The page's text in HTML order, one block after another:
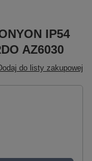
IP54
AZ6030
do listy zakupowej